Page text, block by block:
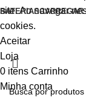
BATERIAS
site. Ao navegar
cookies.
Aceitar
Loja
0 itens Carrinho
Minha conta